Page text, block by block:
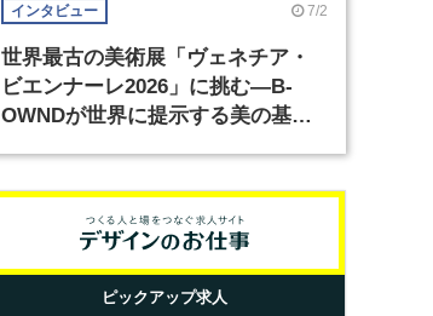
インタビュー 7/2
世界最古の美術展「ヴェネチア・
ビエンナーレ2026」に挑む―B-
OWNDが世界に提示する美の基準
ピックアップ求人